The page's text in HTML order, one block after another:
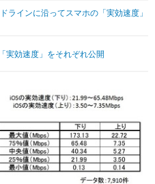
ブログ
ラインに沿ってスマホの「実効速度」
実効速度」をそれぞれ公開